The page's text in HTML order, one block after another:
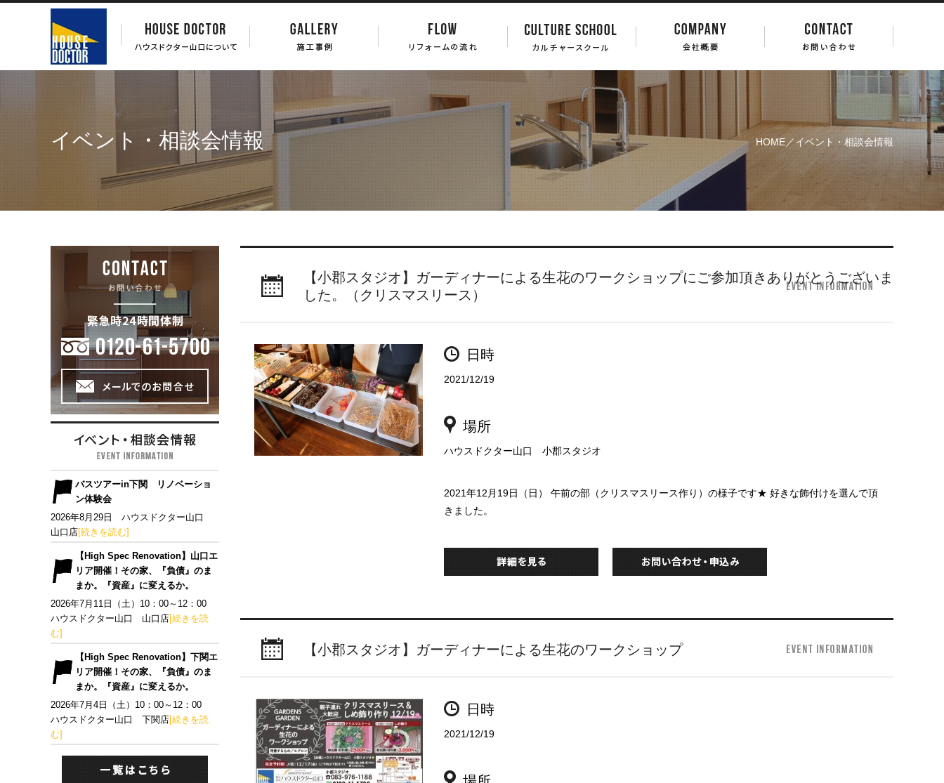
イベント・相談会情報 HOME／イベント・相談会情報
【小郡スタジオ】ガーディナーによる生花のワークショップにご参加頂きありがとうございま
した。（クリスマスリース）
日時
2021/12/19
場所
ハウスドクター山口 小郡スタジオ
2021年12月19日（日） 午前の部（クリスマスリース作り）の様子です★ 好きな飾付けを選んで頂
きました。
【小郡スタジオ】ガーディナーによる生花のワークショップ
日時
2021/12/19
バスツアーin下関 リノベーショ
ン体験会
2026年8月29日 ハウスドクター山口
山口店[続きを読む]
【High Spec Renovation】山口エ
リア開催！その家、『負債』のま
まか。『資産』に変えるか。
2026年7月11日（土）10：00～12：00
ハウスドクター山口 山口店[続きを読
む]
【High Spec Renovation】下関エ
リア開催！その家、『負債』のま
まか。『資産』に変えるか。
2026年7月4日（土）10：00～12：00
ハウスドクター山口 下関店[続きを読
む]